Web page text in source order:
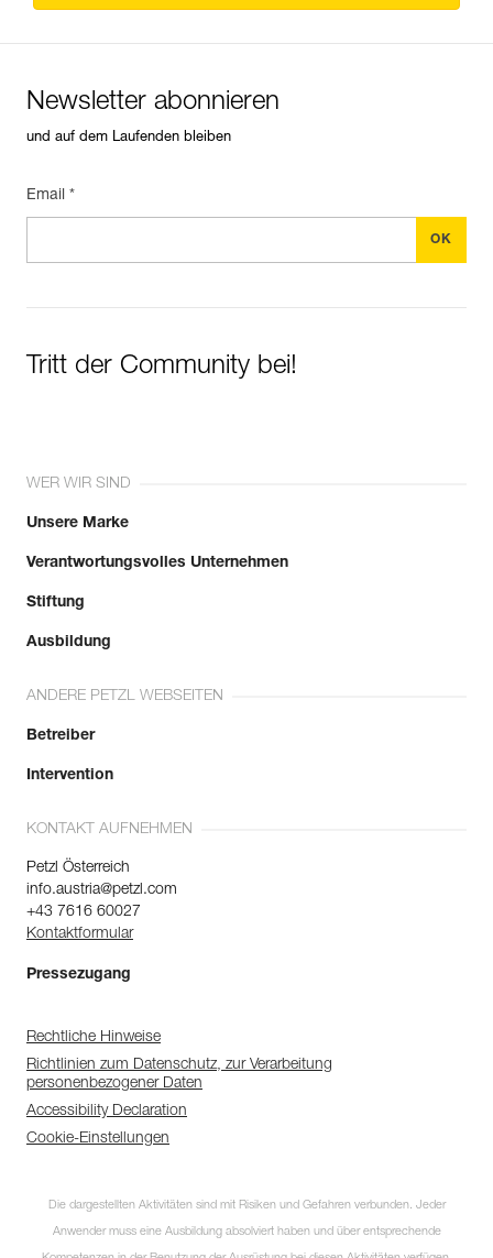
Newsletter abonnieren
und auf dem Laufenden bleiben
Email *
Tritt der Community bei!
WER WIR SIND
Unsere Marke
Verantwortungsvolles Unternehmen
Stiftung
Ausbildung
ANDERE PETZL WEBSEITEN
Betreiber
Intervention
KONTAKT AUFNEHMEN
Petzl Österreich
info.austria@petzl.com
+43 7616 60027
Kontaktformular
Pressezugang
Rechtliche Hinweise
Richtlinien zum Datenschutz, zur Verarbeitung
personenbezogener Daten
Accessibility Declaration
Cookie-Einstellungen
Die dargestellten Aktivitäten sind mit Risiken und Gefahren verbunden. Jeder
Anwender muss eine Ausbildung absolviert haben und über entsprechende